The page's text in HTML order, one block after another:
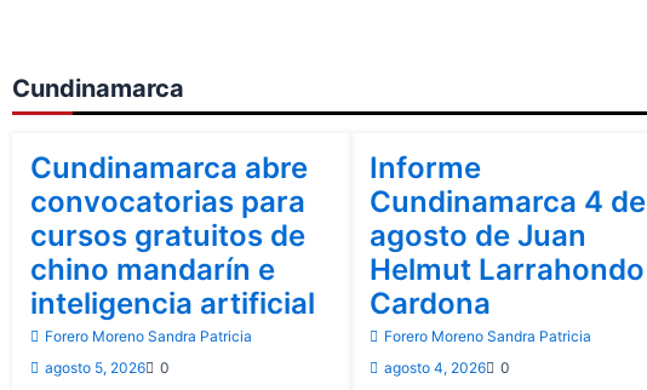
Cundinamarca
Cundinamarca
Cundinamarca abre
convocatorias para
cursos gratuitos de
chino mandarín e
inteligencia artificial
Forero Moreno Sandra Patricia
agosto 5, 2026
0
Informe
Cundinamarca 4 de
agosto de Juan
Helmut Larrahondo
Cardona
Forero Moreno Sandra Patricia
agosto 4, 2026
0